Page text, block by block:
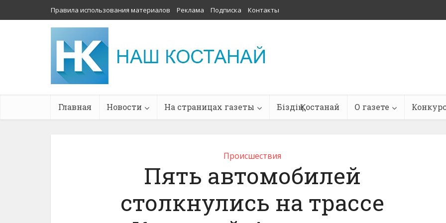
Правила использования материалов Реклама Подписка Контакты
Главная Новости На страницах газеты Біздің Қостанай О газете
Проиcшествия
Пять автомобилей
столкнулись на трассе